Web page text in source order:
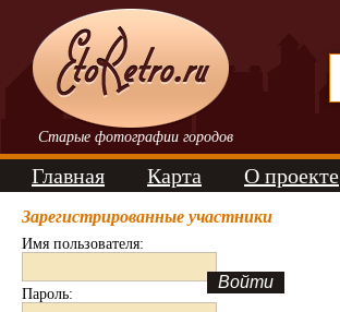
Старые фотографии городов
Главная Карта О проекте
Зарегистрированные участники
Имя пользователя:
Пароль: